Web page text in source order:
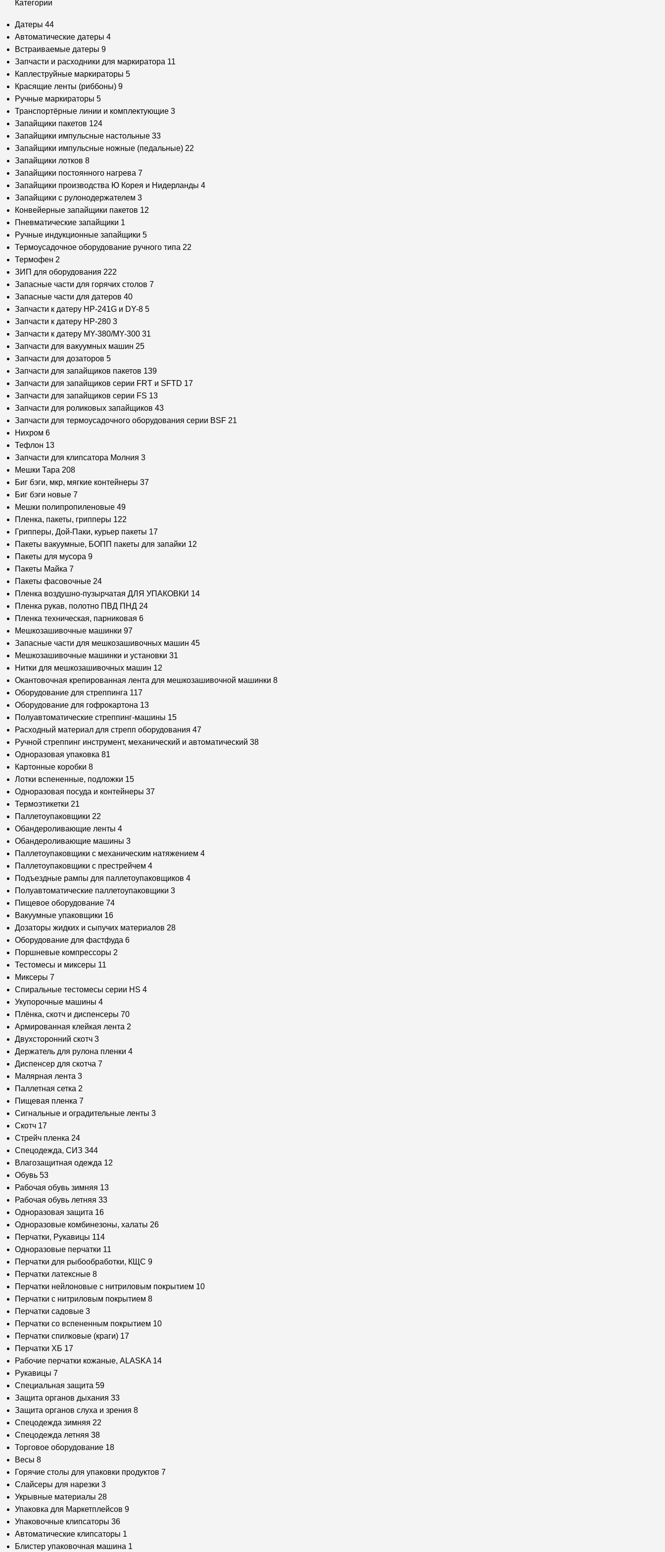
Категории
Датеры 44
Автоматические датеры 4
Встраиваемые датеры 9
Запчасти и расходники для маркиратора 11
Каплеструйные маркираторы 5
Красящие ленты (риббоны) 9
Ручные маркираторы 5
Транспортёрные линии и комплектующие 3
Запайщики пакетов 124
Запайщики импульсные настольные 33
Запайщики импульсные ножные (педальные) 22
Запайщики лотков 8
Запайщики постоянного нагрева 7
Запайщики производства Ю Корея и Нидерланды 4
Запайщики с рулонодержателем 3
Конвейерные запайщики пакетов 12
Пневматические запайщики 1
Ручные индукционные запайщики 5
Термоусадочное оборудование ручного типа 22
Термофен 2
ЗИП для оборудования 222
Запасные части для горячих столов 7
Запасные части для датеров 40
Запчасти к датеру HP-241G и DY-8 5
Запчасти к датеру HP-280 3
Запчасти к датеру MY-380/MY-300 31
Запчасти для вакуумных машин 25
Запчасти для дозаторов 5
Запчасти для запайщиков пакетов 139
Запчасти для запайщиков серии FRT и SFTD 17
Запчасти для запайщиков серии FS 13
Запчасти для роликовых запайщиков 43
Запчасти для термоусадочного оборудования серии BSF 21
Нихром 6
Тефлон 13
Запчасти для клипсатора Молния 3
Мешки Тара 208
Биг бэги, мкр, мягкие контейнеры 37
Биг бэги новые 7
Мешки полипропиленовые 49
Пленка, пакеты, грипперы 122
Грипперы, Дой-Паки, курьер пакеты 17
Пакеты вакуумные, БОПП пакеты для запайки 12
Пакеты для мусора 9
Пакеты Майка 7
Пакеты фасовочные 24
Пленка воздушно-пузырчатая ДЛЯ УПАКОВКИ 14
Пленка рукав, полотно ПВД ПНД 24
Пленка техническая, парниковая 6
Мешкозашивочные машинки 97
Запасные части для мешкозашивочных машин 45
Мешкозашивочные машинки и установки 31
Нитки для мешкозашивочных машин 12
Окантовочная крепированная лента для мешкозашивочной машинки 8
Оборудование для стреппинга 117
Оборудование для гофрокартона 13
Полуавтоматические стреппинг-машины 15
Расходный материал для стрепп оборудования 47
Ручной стреппинг инструмент, механический и автоматический 38
Одноразовая упаковка 81
Картонные коробки 8
Лотки вспененные, подложки 15
Одноразовая посуда и контейнеры 37
Термоэтикетки 21
Паллетоупаковщики 22
Обандероливающие ленты 4
Обандероливающие машины 3
Паллетоупаковщики с механическим натяжением 4
Паллетоупаковщики с престрейчем 4
Подъездные рампы для паллетоупаковщиков 4
Полуавтоматические паллетоупаковщики 3
Пищевое оборудование 74
Вакуумные упаковщики 16
Дозаторы жидких и сыпучих материалов 28
Оборудование для фастфуда 6
Поршневые компрессоры 2
Тестомесы и миксеры 11
Миксеры 7
Спиральные тестомесы серии HS 4
Укупорочные машины 4
Плёнка, скотч и диспенсеры 70
Армированная клейкая лента 2
Двухсторонний скотч 3
Держатель для рулона пленки 4
Диспенсер для скотча 7
Малярная лента 3
Паллетная сетка 2
Пищевая пленка 7
Сигнальные и оградительные ленты 3
Скотч 17
Стрейч пленка 24
Спецодежда, СИЗ 344
Влагозащитная одежда 12
Обувь 53
Рабочая обувь зимняя 13
Рабочая обувь летняя 33
Одноразовая защита 16
Одноразовые комбинезоны, халаты 26
Перчатки, Рукавицы 114
Одноразовые перчатки 11
Перчатки для рыбообработки, КЩС 9
Перчатки латексные 8
Перчатки нейлоновые с нитриловым покрытием 10
Перчатки с нитриловым покрытием 8
Перчатки садовые 3
Перчатки со вспененным покрытием 10
Перчатки спилковые (краги) 17
Перчатки ХБ 17
Рабочие перчатки кожаные, ALASKA 14
Рукавицы 7
Специальная защита 59
Защита органов дыхания 33
Защита органов слуха и зрения 8
Спецодежда зимняя 22
Спецодежда летняя 38
Торговое оборудование 18
Весы 8
Горячие столы для упаковки продуктов 7
Слайсеры для нарезки 3
Укрывные материалы 28
Упаковка для Маркетплейсов 9
Упаковочные клипсаторы 36
Автоматические клипсаторы 1
Блистер упаковочная машина 1